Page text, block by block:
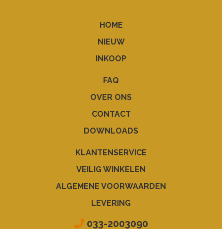
HOME
NIEUW
INKOOP
FAQ
OVER ONS
CONTACT
DOWNLOADS
KLANTENSERVICE
VEILIG WINKELEN
ALGEMENE VOORWAARDEN
LEVERING
033-2003090